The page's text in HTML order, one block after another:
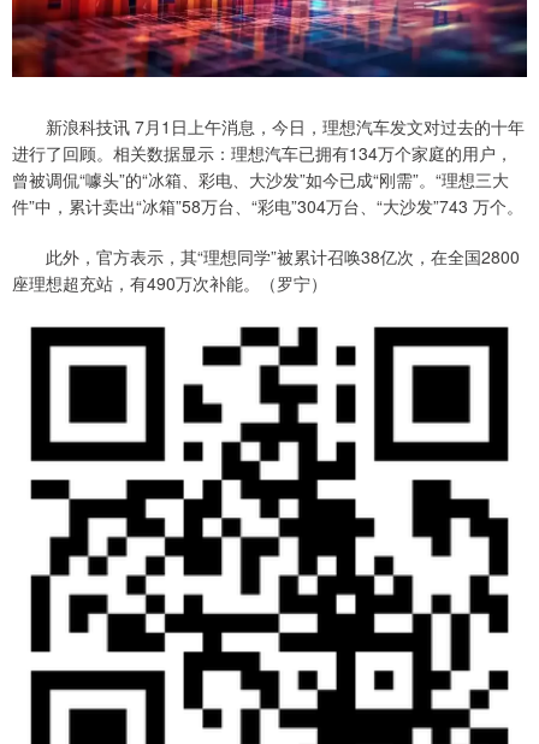
新浪科技讯 7月1日上午消息，今日，理想汽车发文对过去的十年
进行了回顾。相关数据显示：理想汽车已拥有134万个家庭的用户，
曾被调侃“噱头”的“冰箱、彩电、大沙发”如今已成“刚需”。“理想三大
件”中，累计卖出“冰箱”58万台、“彩电”304万台、“大沙发”743 万个。
此外，官方表示，其“理想同学”被累计召唤38亿次，在全国2800
座理想超充站，有490万次补能。（罗宁）